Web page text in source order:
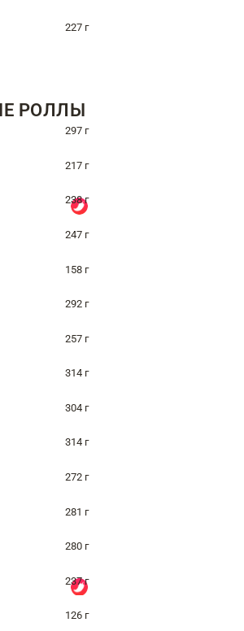
227 г
РОЛЛЫ
297 г
217 г
238 г
247 г
158 г
292 г
257 г
314 г
304 г
314 г
272 г
281 г
280 г
237 г
126 г